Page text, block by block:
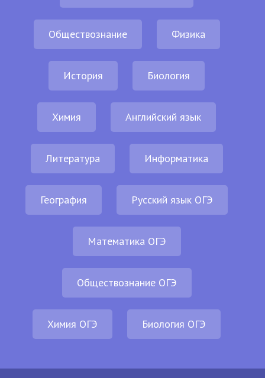
Обществознание Физика
История Биология
Химия Английский язык
Литература Информатика
География Русский язык ОГЭ
Математика ОГЭ
Обществознание ОГЭ
Химия ОГЭ Биология ОГЭ